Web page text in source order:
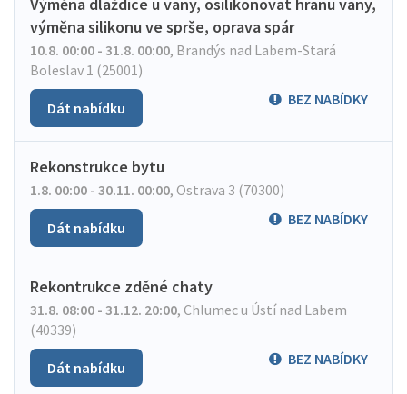
výměna silikonu ve sprše, oprava spár
10.8. 00:00 - 31.8. 00:00, Brandýs nad Labem-Stará
Boleslav 1 (25001)
BEZ NABÍDKY
Dát nabídku
Rekonstrukce bytu
1.8. 00:00 - 30.11. 00:00, Ostrava 3 (70300)
BEZ NABÍDKY
Dát nabídku
Rekontrukce zděné chaty
31.8. 08:00 - 31.12. 20:00, Chlumec u Ústí nad Labem
(40339)
BEZ NABÍDKY
Dát nabídku